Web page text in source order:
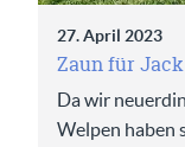
27. April 2023
Zaun für
Da wir
Welpen haben